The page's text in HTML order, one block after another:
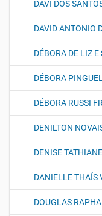
DAVI DOS
DAVID ANTONIO
DÉBORA DE LIZ E
DÉBORA
DÉBORA RUSSI
DENILTON
DENISE
DANIELLE THAÍS
DOUGLAS